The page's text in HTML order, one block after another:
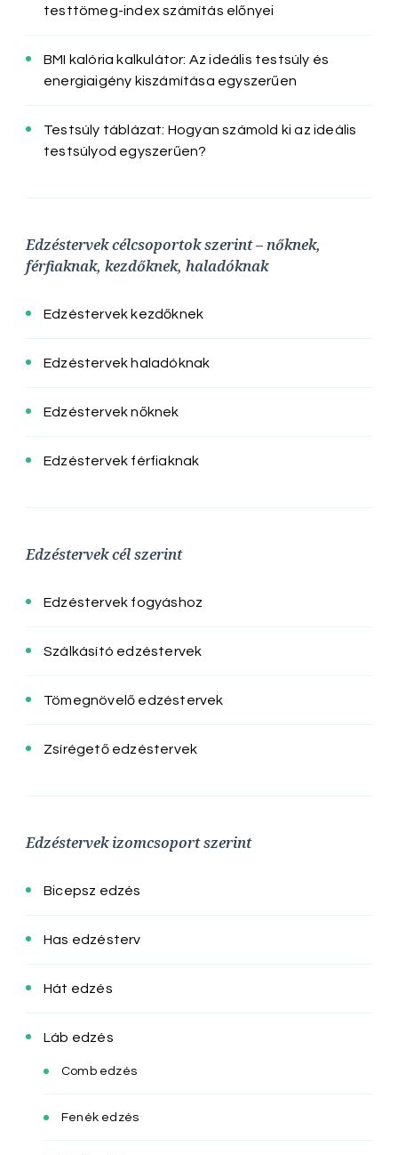
testtömeg-index számítás előnyei
BMI kalória kalkulátor: Az ideális testsúly és
energiaigény kiszámítása egyszerűen
Testsúly táblázat: Hogyan számold ki az ideális
testsúlyod egyszerűen?
Edzéstervek célcsoportok szerint – nőknek,
férfiaknak, kezdőknek, haladóknak
Edzéstervek kezdőknek
Edzéstervek haladóknak
Edzéstervek nőknek
Edzéstervek férfiaknak
Edzéstervek cél szerint
Edzéstervek fogyáshoz
Szálkásító edzéstervek
Tömegnövelő edzéstervek
Zsírégető edzéstervek
Edzéstervek izomcsoport szerint
Bicepsz edzés
Has edzésterv
Hát edzés
Láb edzés
Comb edzés
Fenék edzés